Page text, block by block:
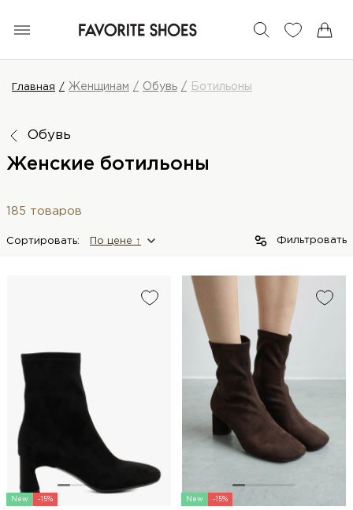
Главная Женщинам Обувь Ботильоны
Обувь
Женские ботильоны
185 товаров
Сортировать: По цене ↑ Фильтровать
New -15% New -15%